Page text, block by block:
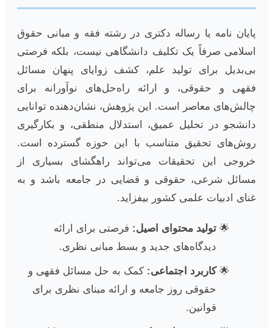
پایان نامه یا رساله دکتری در رشته فقه و مبانی حقوق
اسلامی صرفاً یک تکلیف دانشگاهی نیست، بلکه فرصتی
بی‌بدیل برای تولید علم، کشف زوایای پنهان مسائل
فقهی و حقوقی، و ارائه راه‌حل‌های نوآورانه برای
چالش‌های معاصر است. این پژوهش، نشان‌دهنده توانایی
دانشجو در تحلیل عمیق، استدلال منطقی، و بکارگیری
روش‌های تحقیق متناسب با این حوزه گسترده است.
خروجی این تحقیقات می‌تواند راهگشای بسیاری از
مسائل شرعی، حقوقی و قضایی در جامعه باشد و به
غنای ادبیات علمی کشور بیفزاید.
تولید محتوای اصیل: فرصتی برای ارائه
دیدگاه‌های جدید و بسط مبانی نظری.
کاربرد اجتماعی: کمک به حل مسائل فقهی و
حقوقی روز جامعه و ارائه مبنای نظری برای
قوانین.